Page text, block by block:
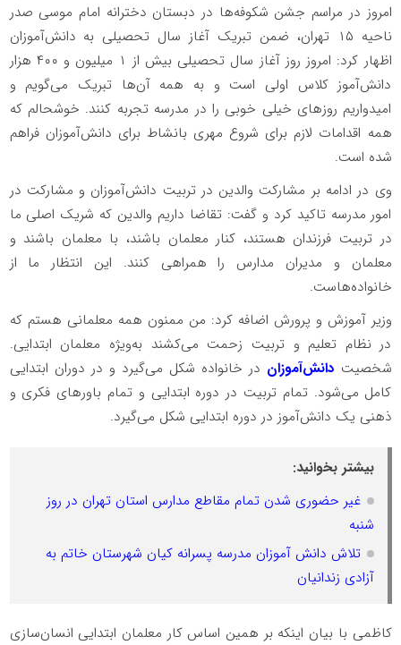
امروز در مراسم جشن شکوفه‌ها در دبستان دخترانه امام موسی صدر
ناحیه ۱۵ تهران، ضمن تبریک آغاز سال تحصیلی به دانش‌‌آموزان
اظهار کرد: امروز روز آغاز سال تحصیلی بیش از ۱ میلیون و ۴۰۰ هزار
دانش‌آموز کلاس اولی‌ است و به همه آن‌ها تبریک می‌گویم و
امیدواریم روزهای خیلی خوبی را در مدرسه تجربه کنند. خوشحالم که
همه اقدامات لازم برای شروع مهری بانشاط برای دانش‌آموزان فراهم
شده است.
وی در ادامه بر مشارکت والدین در تربیت دانش‌آموزان و مشارکت در
امور مدرسه تاکید کرد و گفت: تقاضا داریم والدین که شریک اصلی ما
در تربیت فرزندان هستند، کنار معلمان باشند، با معلمان باشند و
معلمان و مدیران مدارس را همراهی کنند. این انتظار ما از
خانواده‌هاست.
وزیر آموزش و پرورش اضافه کرد: من ممنون همه معلمانی هستم که
در نظام تعلیم و تربیت زحمت می‌کشند به‌ویژه معلمان ابتدایی.
شخصیت دانش‌‌آموزان در خانواده شکل می‌گیرد و در دوران ابتدایی
کامل می‌شود. تمام تربیت در دوره ابتدایی و تمام باورهای فکری و
ذهنی یک دانش‌‌آموز در دوره ابتدایی شکل می‌گیرد.
بیشتر بخوانید:
غیر حضوری شدن تمام مقاطع مدارس استان تهران در روز
شنبه
تلاش دانش آموزان مدرسه پسرانه کیان شهرستان خاتم به
آزادی زندانیان
کاظمی با بیان اینکه بر همین اساس کار معلمان ابتدایی انسان‌سازی